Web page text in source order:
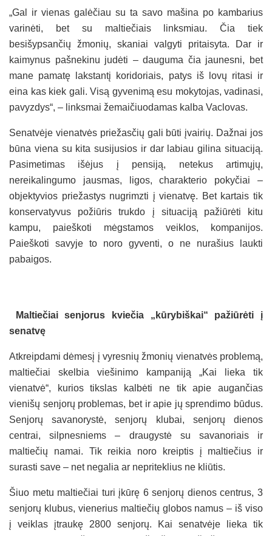
„Gal ir vienas galėčiau su ta savo mašina po kambarius
varinėti, bet su maltiečiais linksmiau. Čia tiek
besišypsančių žmonių, skaniai valgyti pritaisyta. Dar ir
kaimynus pašnekinu judėti – dauguma čia jaunesni, bet
mane pamatę lakstantį koridoriais, patys iš lovų ritasi ir
eina kas kiek gali. Visą gyvenimą esu mokytojas, vadinasi,
pavyzdys“, – linksmai žemaičiuodamas kalba Vaclovas.
Senatvėje vienatvės priežasčių gali būti įvairių. Dažnai jos
būna viena su kita susijusios ir dar labiau gilina situaciją.
Pasimetimas išėjus į pensiją, netekus artimųjų,
nereikalingumo jausmas, ligos, charakterio pokyčiai –
objektyvios priežastys nugrimzti į vienatvę. Bet kartais tik
konservatyvus požiūris trukdo į situaciją pažiūrėti kitu
kampu, paieškoti mėgstamos veiklos, kompanijos.
Paieškoti savyje to noro gyventi, o ne nurašius laukti
pabaigos.
Maltiečiai senjorus kviečia „kūrybiškai“ pažiūrėti į
senatvę
Atkreipdami dėmesį į vyresnių žmonių vienatvės problemą,
maltiečiai skelbia viešinimo kampaniją „Kai lieka tik
vienatvė“, kurios tikslas kalbėti ne tik apie augančias
vienišų senjorų problemas, bet ir apie jų sprendimo būdus.
Senjorų savanorystė, senjorų klubai, senjorų dienos
centrai, silpnesniems – draugystė su savanoriais ir
maltiečių namai. Tik reikia noro kreiptis į maltiečius ir
surasti save – net negalia ar nepriteklius ne kliūtis.
Šiuo metu maltiečiai turi įkūrę 6 senjorų dienos centrus, 3
senjorų klubus, vienerius maltiečių globos namus – iš viso
į veiklas įtraukę 2800 senjorų. Kai senatvėje lieka tik